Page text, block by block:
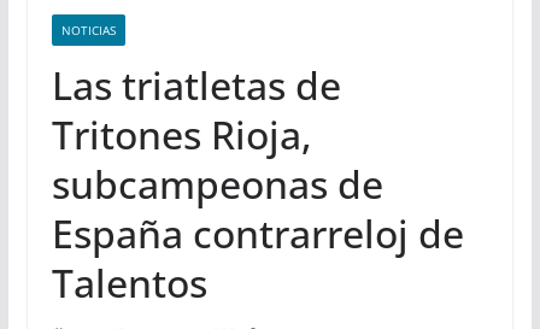
NOTICIAS
Las triatletas de
Tritones Rioja,
subcampeonas de
España contrarreloj de
Talentos